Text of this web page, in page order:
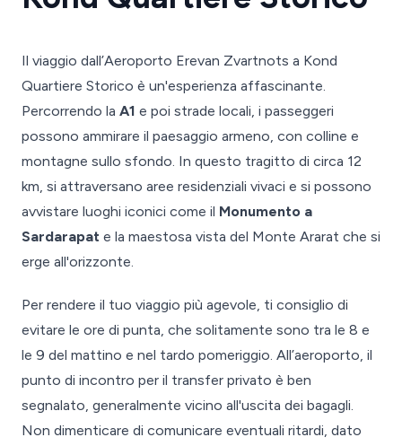
Il viaggio dall’Aeroporto Erevan Zvartnots a Kond
Quartiere Storico è un'esperienza affascinante.
Percorrendo la A1 e poi strade locali, i passeggeri
possono ammirare il paesaggio armeno, con colline e
montagne sullo sfondo. In questo tragitto di circa 12
km, si attraversano aree residenziali vivaci e si possono
avvistare luoghi iconici come il Monumento a
Sardarapat e la maestosa vista del Monte Ararat che si
erge all'orizzonte.
Per rendere il tuo viaggio più agevole, ti consiglio di
evitare le ore di punta, che solitamente sono tra le 8 e
le 9 del mattino e nel tardo pomeriggio. All’aeroporto, il
punto di incontro per il transfer privato è ben
segnalato, generalmente vicino all'uscita dei bagagli.
Non dimenticare di comunicare eventuali ritardi, dato